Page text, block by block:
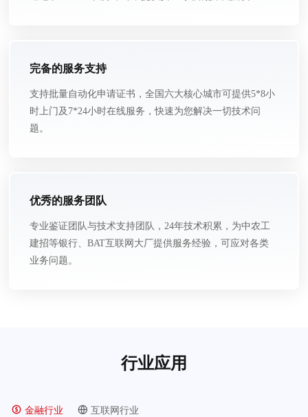
完备的服务支持
支持批量自动化申请证书，全国六大核心城市可提供5*8小
时上门及7*24小时在线服务，快速为您解决一切技术问
题。
优秀的服务团队
专业鉴证团队与技术支持团队，24年技术积累，为中农工
建招等银行、BAT互联网大厂提供服务经验，可应对各类
业务问题。
行业应用
金融行业 互联网行业